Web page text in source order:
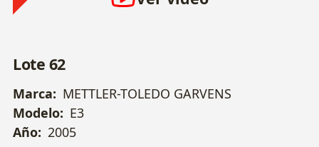
Lote 62
Marca: METTLER-TOLEDO GARVENS
Modelo: E3
Año: 2005